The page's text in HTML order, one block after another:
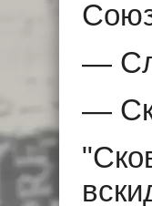
—
—